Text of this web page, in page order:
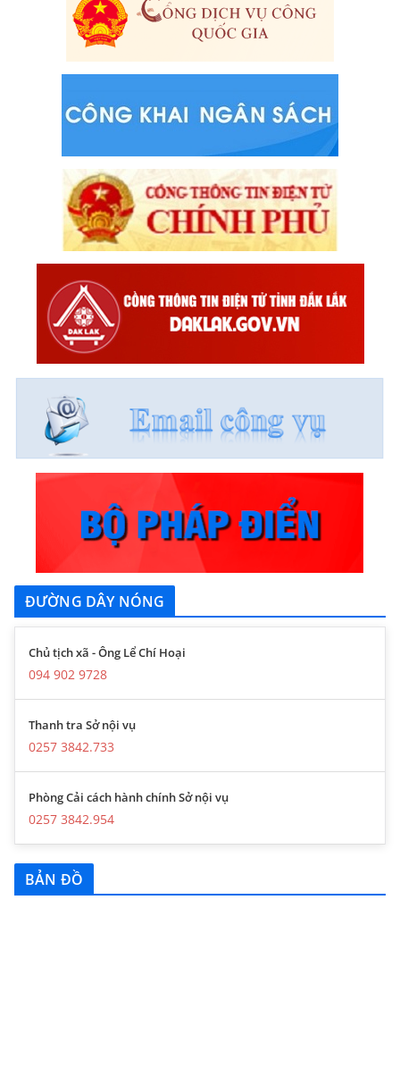
ĐƯỜNG DÂY NÓNG
Chủ tịch xã - Ông Lể Chí Hoại
094 902 9728
Thanh tra Sở nội vụ
0257 3842.733
Phòng Cải cách hành chính Sở nội vụ
0257 3842.954
BẢN ĐỒ